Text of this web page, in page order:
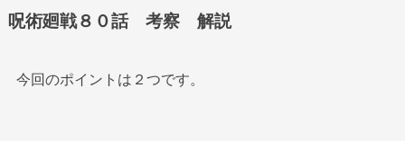
呪術廻戦８０話 考察 解説
今回のポイントは２つです。